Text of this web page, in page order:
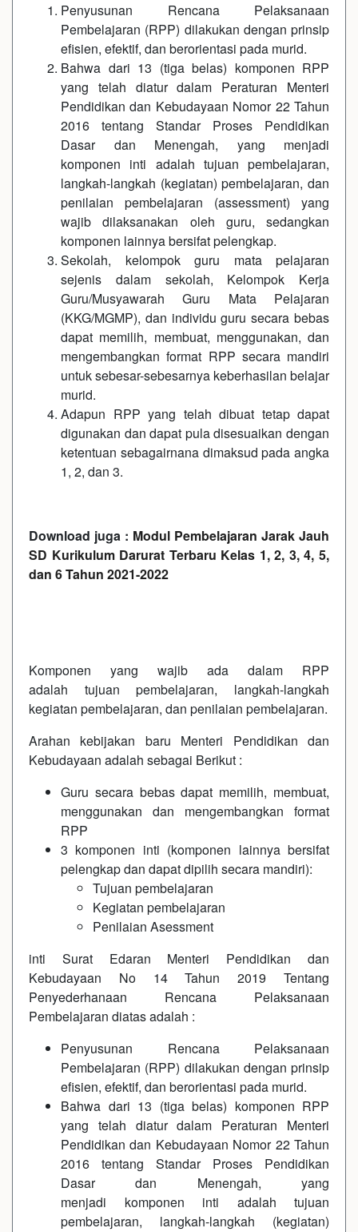
Penyusunan Rencana Pelaksanaan
Pembelajaran (RPP) dilakukan dengan prinsip
efisien, efektif, dan berorientasi pada murid.
Bahwa dari 13 (tiga belas) komponen RPP
yang telah diatur dalam Peraturan Menteri
Pendidikan dan Kebudayaan Nomor 22 Tahun
2016 tentang Standar Proses Pendidikan
Dasar dan Menengah, yang menjadi
komponen inti adalah tujuan pembelajaran,
langkah-langkah (kegiatan) pembelajaran, dan
penilaian pembelajaran (assessment) yang
wajib dilaksanakan oleh guru, sedangkan
komponen lainnya bersifat pelengkap.
Sekolah, kelompok guru mata pelajaran
sejenis dalam sekolah, Kelompok Kerja
Guru/Musyawarah Guru Mata Pelajaran
(KKG/MGMP), dan individu guru secara bebas
dapat memilih, membuat, menggunakan, dan
mengembangkan format RPP secara mandiri
untuk sebesar-sebesarnya keberhasilan belajar
murid.
Adapun RPP yang telah dibuat tetap dapat
digunakan dan dapat pula disesuaikan dengan
ketentuan sebagairnana dimaksud pada angka
1, 2, dan 3.
Download juga : Modul Pembelajaran Jarak Jauh
SD Kurikulum Darurat Terbaru Kelas 1, 2, 3, 4, 5,
dan 6 Tahun 2021-2022
Komponen yang wajib ada dalam RPP
adalah tujuan pembelajaran, langkah-langkah
kegiatan pembelajaran, dan penilaian pembelajaran.
Arahan kebijakan baru Menteri Pendidikan dan
Kebudayaan adalah sebagai Berikut :
Guru secara bebas dapat memilih, membuat,
menggunakan dan mengembangkan format
RPP
3 komponen inti (komponen lainnya bersifat
pelengkap dan dapat dipilih secara mandiri):
Tujuan pembelajaran
Kegiatan pembelajaran
Penilaian Asessment
inti Surat Edaran Menteri Pendidikan dan
Kebudayaan No 14 Tahun 2019 Tentang
Penyederhanaan Rencana Pelaksanaan
Pembelajaran diatas adalah :
Penyusunan Rencana Pelaksanaan
Pembelajaran (RPP) dilakukan dengan prinsip
efisien, efektif, dan berorientasi pada murid.
Bahwa dari 13 (tiga belas) komponen RPP
yang telah diatur dalam Peraturan Menteri
Pendidikan dan Kebudayaan Nomor 22 Tahun
2016 tentang Standar Proses Pendidikan
Dasar dan Menengah, yang
menjadi komponen inti adalah tujuan
pembelajaran, langkah-langkah (kegiatan)